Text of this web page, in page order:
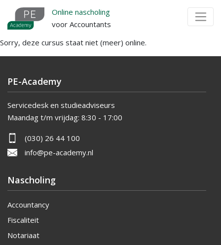
Overslaan
naar
de
inhoud
Online nascholing
voor Accountants
Sorry, deze cursus staat niet (meer) online.
PE-Academy
Servicedesk en studieadviseurs
Maandag t/m vrijdag: 8:30 - 17:00
(030) 26 44 100
info@pe-academy.nl
Nascholing
Accountancy
Fiscaliteit
Notariaat